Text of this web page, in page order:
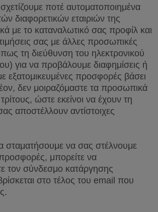
ποτέ αυτοματοποιημένα
διαφορετικών εταιριών της
με το καταναλωτικό σας προφίλ και
σας με άλλες προσωπικές
τη διεύθυνση του ηλεκτρονικού
για να προβάλουμε διαφημίσεις ή
εξατομικευμένες προσφορές βάσει
δεν μοιραζόμαστε τα προσωπικά
ώστε εκείνοι να έχουν τη
αποστέλλουν αντίστοιχες
σταματήσουμε να σας στέλνουμε
μπορείτε να
τον σύνδεσμο κατάργησης
στο τέλος του email που